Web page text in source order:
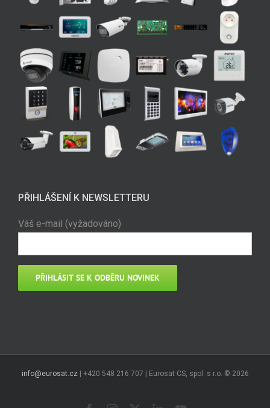
PŘIHLÁŠENÍ K NEWSLETTERU
Váš e-mail (vyžadováno)
info@eurosat.cz | +420 548 216 707 | Eurosat CS, spol. s r.o. © 2026